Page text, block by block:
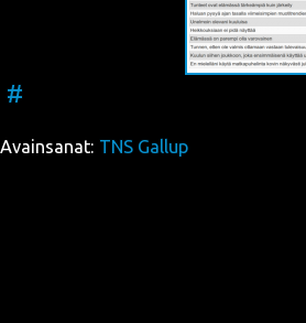
#
Avainsanat: TNS Gallup